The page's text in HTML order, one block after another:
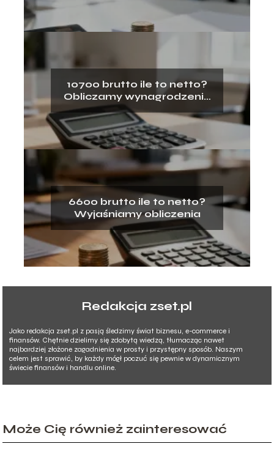
10700 brutto ile to netto?
Obliczamy wynagrodzenie
na rękę
6600 brutto ile to netto?
Wyjaśniamy obliczenia
Redakcja zset.pl
Jako redakcja zset.pl z pasją śledzimy świat biznesu, e-commerce i
finansów. Chętnie dzielimy się zdobytą wiedzą, tłumacząc nawet
najbardziej złożone zagadnienia w prosty i przystępny sposób. Naszym
celem jest sprawić, by każdy mógł poczuć się pewnie w dynamicznym
świecie finansów i handlu online.
Może Cię również zainteresować